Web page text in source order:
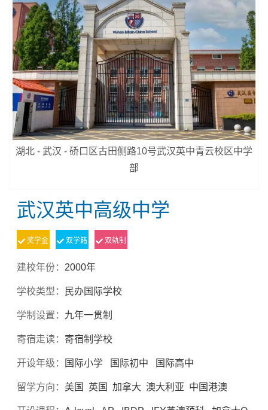
湖北 - 武汉 - 硚口区古田侧路10号武汉英中青云校区中学
部
武汉英中高级中学
奖学金 双学籍 双轨制
建校年份： 2000年
学校类型： 民办国际学校
学制设置： 九年一贯制
寄宿走读： 寄宿制学校
开设年级： 国际小学 国际初中 国际高中
留学方向： 美国 英国 加拿大 澳大利亚 中国港澳